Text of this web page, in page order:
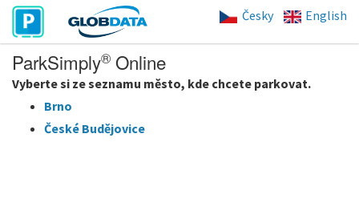
Česky English
ParkSimply® Online
Vyberte si ze seznamu město, kde chcete parkovat.
Brno
České Budějovice